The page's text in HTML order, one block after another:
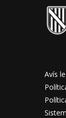
Avís